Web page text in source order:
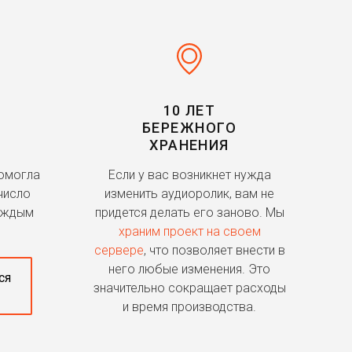
10 ЛЕТ
БЕРЕЖНОГО
ХРАНЕНИЯ
Если у вас возникнет нужда
изменить аудиоролик, вам не
придется делать его заново. Мы
храним проект на своем
сервере, что позволяет внести в
него любые изменения. Это
значительно сокращает расходы
и время производства.